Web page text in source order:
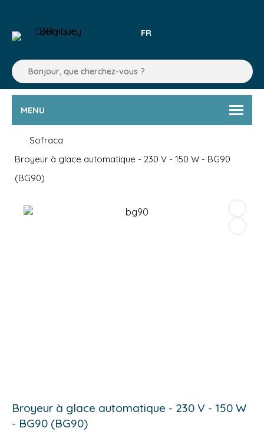
FR
MENU
Sofraca
Broyeur à glace automatique - 230 V - 150 W - BG90
(BG90)
Broyeur à glace automatique - 230 V - 150 W
- BG90 (BG90)